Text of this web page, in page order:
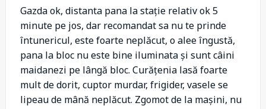
Gazda ok, distanta pana la stație relativ ok 5
minute pe jos, dar recomandat sa nu te prinde
întunericul, este foarte neplăcut, o alee îngustă,
pana la bloc nu este bine iluminata și sunt câini
maidanezi pe lângă bloc. Curățenia lasă foarte
mult de dorit, cuptor murdar, frigider, vasele se
lipeau de mână neplăcut. Zgomot de la mașini, nu